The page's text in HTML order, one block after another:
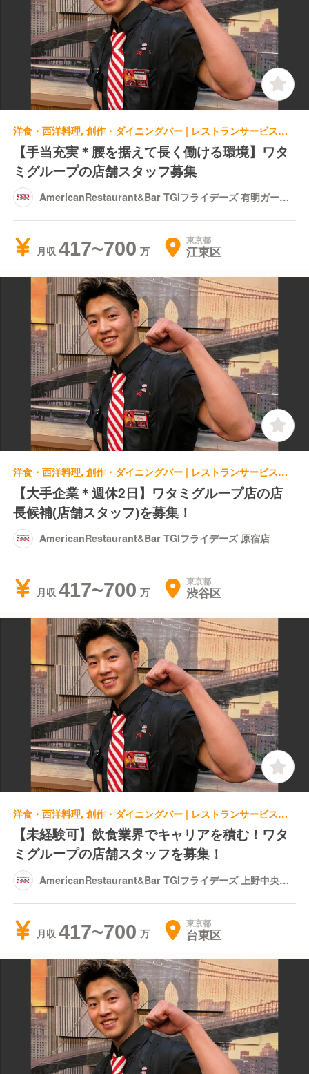
洋食・西洋料理, 創作・ダイニングバー | レストランサービス・ホールスタッフ | AmericanRestaurant&Bar TGIフライデーズ 有明ガーデン店
【手当充実＊腰を据えて長く働ける環境】ワタ
ミグループの店舗スタッフ募集
AmericanRestaurant&Bar TGIフライデーズ 有明ガーデ
月収 417~700 東京都
江東区
洋食・西洋料理, 創作・ダイニングバー | レストランサービス・ホールスタッフ | AmericanRestaurant&Bar TGIフライデーズ 原宿店
【大手企業＊週休2日】ワタミグループ店の店
長候補(店舗スタッフ)を募集！
AmericanRestaurant&Bar TGIフライデーズ 原宿店
月収 417~700 東京都
渋谷区
洋食・西洋料理, 創作・ダイニングバー | レストランサービス・ホールスタッフ | AmericanRestaurant&Bar TGIフライデーズ 上野中央通り店
【未経験可】飲食業界でキャリアを積む！ワタ
ミグループの店舗スタッフを募集！
AmericanRestaurant&Bar TGIフライデーズ 上野中央通
月収 417~700 東京都
台東区